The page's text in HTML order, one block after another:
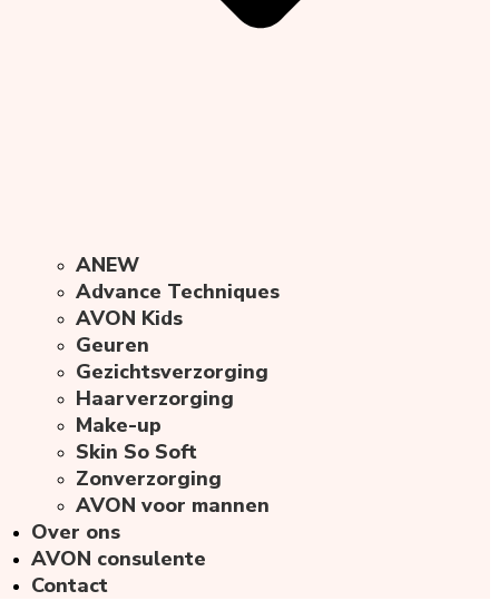
ANEW
Advance Techniques
AVON Kids
Geuren
Gezichtsverzorging
Haarverzorging
Make-up
Skin So Soft
Zonverzorging
AVON voor mannen
Over ons
AVON consulente
Contact